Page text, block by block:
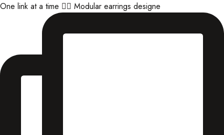
One link at a time ⛓️‍💥 Modular earrings designe